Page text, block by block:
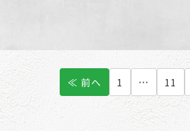
≪ 前へ 1 … 11